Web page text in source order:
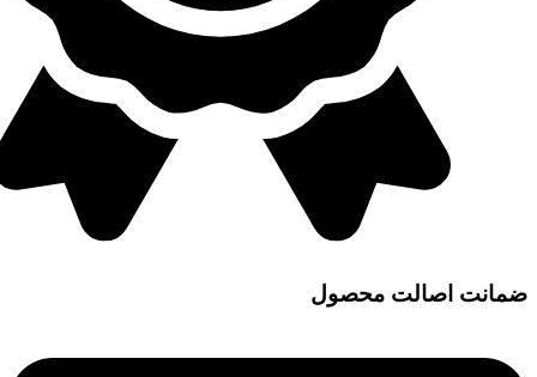
ضمانت اصالت محصول